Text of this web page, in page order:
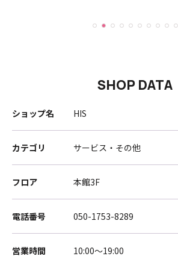
SHOP DATA
ショップ名 HIS
カテゴリ サービス・その他
フロア 本館3F
電話番号 050-1753-8289
営業時間 10:00～19:00